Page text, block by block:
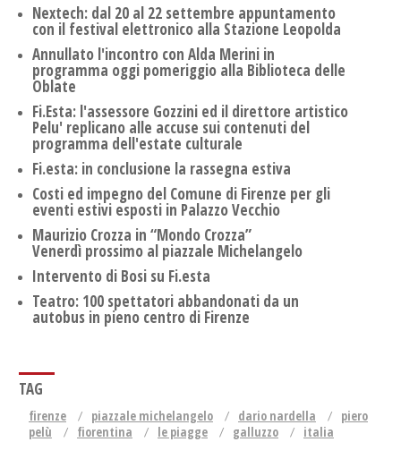
Nextech: dal 20 al 22 settembre appuntamento
con il festival elettronico alla Stazione Leopolda
Annullato l'incontro con Alda Merini in
programma oggi pomeriggio alla Biblioteca delle
Oblate
Fi.Esta: l'assessore Gozzini ed il direttore artistico
Pelu' replicano alle accuse sui contenuti del
programma dell'estate culturale
Fi.esta: in conclusione la rassegna estiva
Costi ed impegno del Comune di Firenze per gli
eventi estivi esposti in Palazzo Vecchio
Maurizio Crozza in “Mondo Crozza”
Venerdì prossimo al piazzale Michelangelo
Intervento di Bosi su Fi.esta
Teatro: 100 spettatori abbandonati da un
autobus in pieno centro di Firenze
TAG
firenze piazzale michelangelo dario nardella
piero
pelù
fiorentina le piagge galluzzo italia